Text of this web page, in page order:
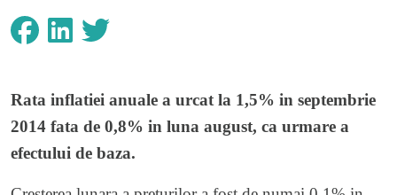
Rata inflatiei anuale a urcat la 1,5% in septembrie
2014 fata de 0,8% in luna august, ca urmare a
efectului de baza.